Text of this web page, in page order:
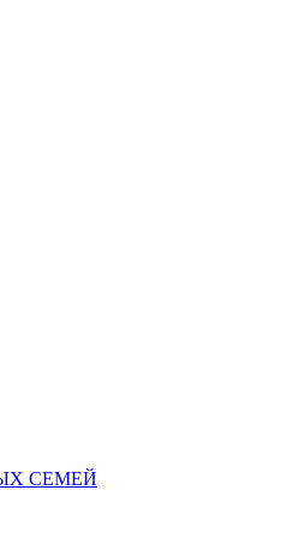
СЕМЕЙ